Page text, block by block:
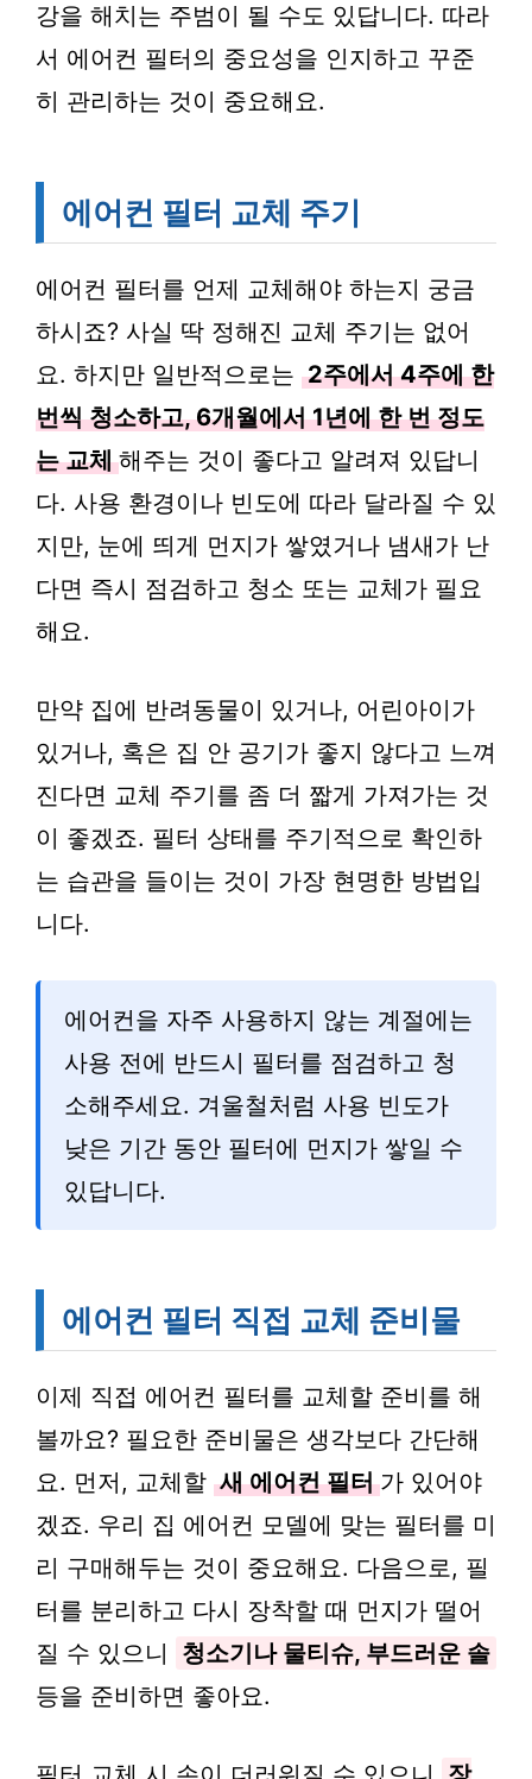
강을 해치는 주범이 될 수도 있답니다. 따라
서 에어컨 필터의 중요성을 인지하고 꾸준
히 관리하는 것이 중요해요.
에어컨 필터 교체 주기
에어컨 필터를 언제 교체해야 하는지 궁금
하시죠? 사실 딱 정해진 교체 주기는 없어
요. 하지만 일반적으로는 2주에서 4주에 한
번씩 청소하고, 6개월에서 1년에 한 번 정도
는 교체 해주는 것이 좋다고 알려져 있답니
다. 사용 환경이나 빈도에 따라 달라질 수 있
지만, 눈에 띄게 먼지가 쌓였거나 냄새가 난
다면 즉시 점검하고 청소 또는 교체가 필요
해요.
만약 집에 반려동물이 있거나, 어린아이가
있거나, 혹은 집 안 공기가 좋지 않다고 느껴
진다면 교체 주기를 좀 더 짧게 가져가는 것
이 좋겠죠. 필터 상태를 주기적으로 확인하
는 습관을 들이는 것이 가장 현명한 방법입
니다.
에어컨을 자주 사용하지 않는 계절에는
사용 전에 반드시 필터를 점검하고 청
소해주세요. 겨울철처럼 사용 빈도가
낮은 기간 동안 필터에 먼지가 쌓일 수
있답니다.
에어컨 필터 직접 교체 준비물
이제 직접 에어컨 필터를 교체할 준비를 해
볼까요? 필요한 준비물은 생각보다 간단해
요. 먼저, 교체할 새 에어컨 필터 가 있어야
겠죠. 우리 집 에어컨 모델에 맞는 필터를 미
리 구매해두는 것이 중요해요. 다음으로, 필
터를 분리하고 다시 장착할 때 먼지가 떨어
질 수 있으니
청소기나 물티슈, 부드러운 솔
등을 준비하면 좋아요.